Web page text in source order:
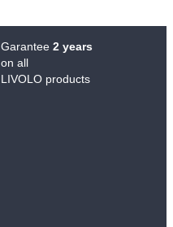
Garantee2 years
on all
LIVOLO products